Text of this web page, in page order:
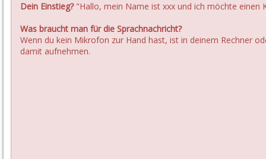
Dein Einstieg?"Hallo, mein Name ist xxx und ich möchte einen
Was braucht man für die Sprachnachricht?
Wenn du kein Mikrofon zur Hand hast, ist in deinem Rechner
damit aufnehmen.